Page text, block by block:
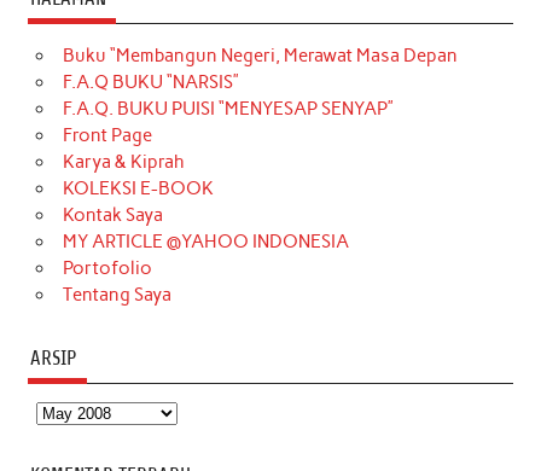
e
b
o
o
k
t
a
g
r
a
m
T
o
k
t
e
r
k
e
d
t
t
e
T
u
b
Buku “Membangun Negeri, Merawat Masa Depan
F.A.Q BUKU “NARSIS”
F.A.Q. BUKU PUISI “MENYESAP SENYAP”
Front Page
Karya & Kiprah
KOLEKSI E-BOOK
Kontak Saya
MY ARTICLE @YAHOO INDONESIA
Portofolio
Tentang Saya
ARSIP
Arsip